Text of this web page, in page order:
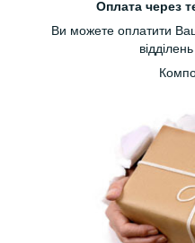
Оплата через
Ви можете оплатити